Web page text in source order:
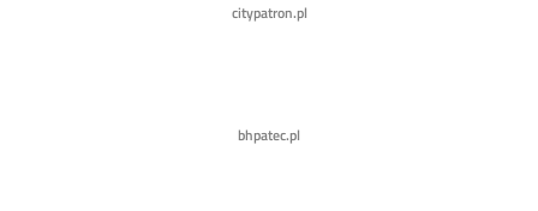
citypatron.pl
bhpatec.pl